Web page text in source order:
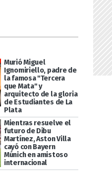
Murió Miguel
Ignomiriello, padre de
la famosa "Tercera
que Mata" y
arquitecto de la gloria
de Estudiantes de La
Plata
Mientras resuelve el
futuro de Dibu
Martínez, Aston Villa
cayó con Bayern
Múnich en amistoso
internacional